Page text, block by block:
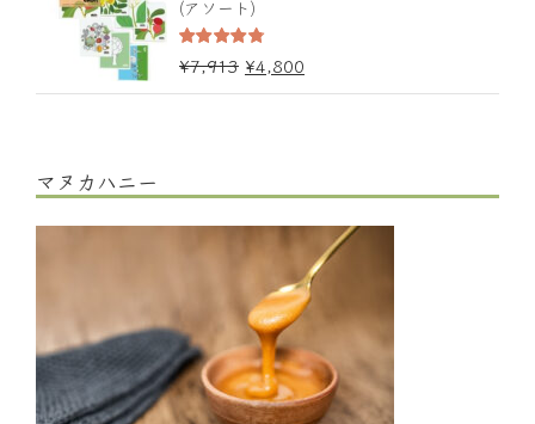
(アソート)
5段階中
4.67 の評価
¥7,913 ¥4,800
マヌカハニー